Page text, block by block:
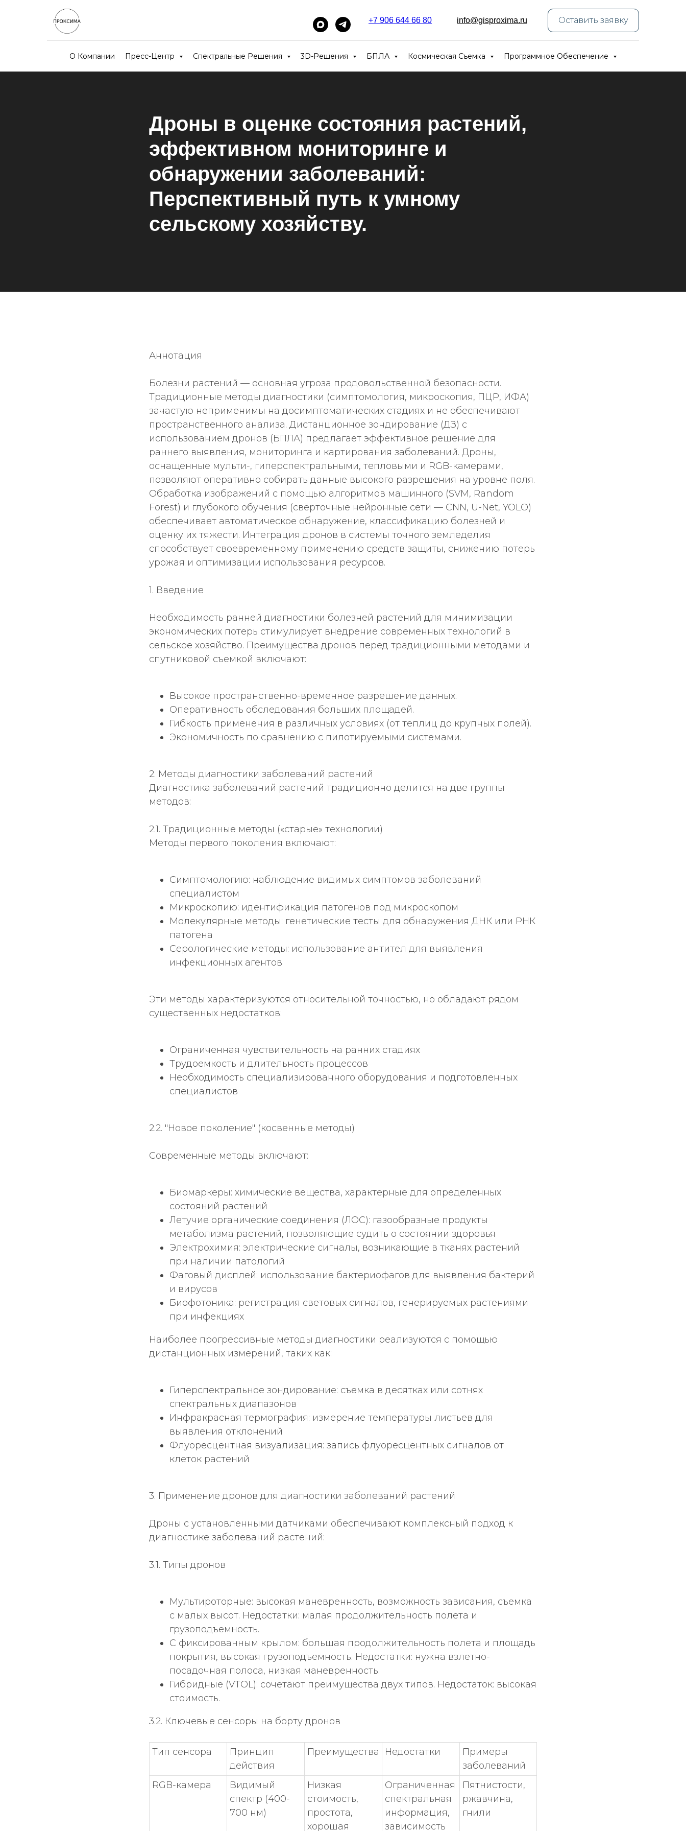
+7 906 644 66 80 info@gisproxima.ru Оставить заявку
О Компании Пресс-Центр Спектральные Решения 3D-Решения БПЛА Космическая Съемка Программное Обеспечение
Дроны в оценке состояния растений,
эффективном мониторинге и
обнаружении заболеваний:
Перспективный путь к умному
сельскому хозяйству.
Аннотация
Болезни растений — основная угроза продовольственной безопасности.
Традиционные методы диагностики (симптомология, микроскопия, ПЦР, ИФА)
зачастую неприменимы на досимптоматических стадиях и не обеспечивают
пространственного анализа. Дистанционное зондирование (ДЗ) с
использованием дронов (БПЛА) предлагает эффективное решение для
раннего выявления, мониторинга и картирования заболеваний. Дроны,
оснащенные мульти-, гиперспектральными, тепловыми и RGB-камерами,
позволяют оперативно собирать данные высокого разрешения на уровне поля.
Обработка изображений с помощью алгоритмов машинного (SVM, Random
Forest) и глубокого обучения (свёрточные нейронные сети — CNN, U-Net, YOLO)
обеспечивает автоматическое обнаружение, классификацию болезней и
оценку их тяжести. Интеграция дронов в системы точного земледелия
способствует своевременному применению средств защиты, снижению потерь
урожая и оптимизации использования ресурсов.
1. Введение
Необходимость ранней диагностики болезней растений для минимизации
экономических потерь стимулирует внедрение современных технологий в
сельское хозяйство. Преимущества дронов перед традиционными методами и
спутниковой съемкой включают:
Высокое пространственно-временное разрешение данных.
Оперативность обследования больших площадей.
Гибкость применения в различных условиях (от теплиц до крупных полей).
Экономичность по сравнению с пилотируемыми системами.
2. Методы диагностики заболеваний растений
Диагностика заболеваний растений традиционно делится на две группы
методов:
2.1. Традиционные методы («старые» технологии)
Методы первого поколения включают:
Симптомологию: наблюдение видимых симптомов заболеваний
специалистом
Микроскопию: идентификация патогенов под микроскопом
Молекулярные методы: генетические тесты для обнаружения ДНК или РНК
патогена
Серологические методы: использование антител для выявления
инфекционных агентов
Эти методы характеризуются относительной точностью, но обладают рядом
существенных недостатков:
Ограниченная чувствительность на ранних стадиях
Трудоемкость и длительность процессов
Необходимость специализированного оборудования и подготовленных
специалистов
2.2. "Новое поколение" (косвенные методы)
Современные методы включают:
Биомаркеры: химические вещества, характерные для определенных
состояний растений
Летучие органические соединения (ЛОС): газообразные продукты
метаболизма растений, позволяющие судить о состоянии здоровья
Электрохимия: электрические сигналы, возникающие в тканях растений
при наличии патологий
Фаговый дисплей: использование бактериофагов для выявления бактерий
и вирусов
Биофотоника: регистрация световых сигналов, генерируемых растениями
при инфекциях
Наиболее прогрессивные методы диагностики реализуются с помощью
дистанционных измерений, таких как:
Гиперспектральное зондирование: съемка в десятках или сотнях
спектральных диапазонов
Инфракрасная термография: измерение температуры листьев для
выявления отклонений
Флуоресцентная визуализация: запись флуоресцентных сигналов от
клеток растений
3. Применение дронов для диагностики заболеваний растений
Дроны с установленными датчиками обеспечивают комплексный подход к
диагностике заболеваний растений:
3.1. Типы дронов
Мультироторные: высокая маневренность, возможность зависания, съемка
с малых высот. Недостатки: малая продолжительность полета и
грузоподъемность.
С фиксированным крылом: большая продолжительность полета и площадь
покрытия, высокая грузоподъемность. Недостатки: нужна взлетно-
посадочная полоса, низкая маневренность.
Гибридные (VTOL): сочетают преимущества двух типов. Недостаток: высокая
стоимость.
3.2. Ключевые сенсоры на борту дронов
Тип сенсора
Принцип
действия
Преимущества Недостатки
Примеры
заболеваний
RGB-камера
Видимый
спектр (400-
700 нм)
Низкая
стоимость,
простота,
хорошая
Ограниченная
спектральная
информация,
зависимость
Пятнистости,
ржавчина,
гнили